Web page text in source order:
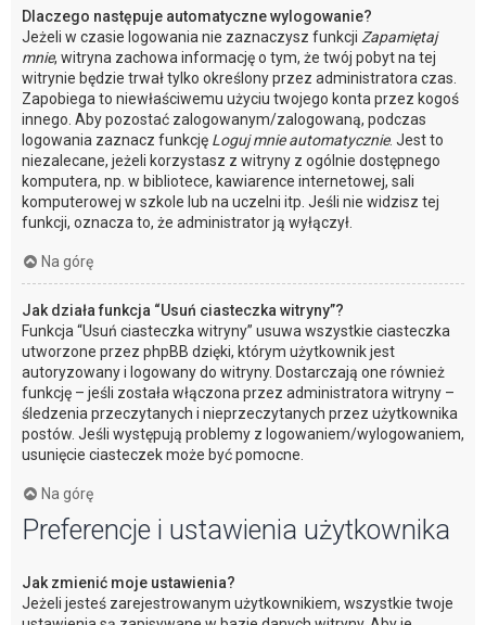
Dlaczego następuje automatyczne wylogowanie?
Jeżeli w czasie logowania nie zaznaczysz funkcji Zapamiętaj
mnie, witryna zachowa informację o tym, że twój pobyt na tej
witrynie będzie trwał tylko określony przez administratora czas.
Zapobiega to niewłaściwemu użyciu twojego konta przez kogoś
innego. Aby pozostać zalogowanym/zalogowaną, podczas
logowania zaznacz funkcję Loguj mnie automatycznie. Jest to
niezalecane, jeżeli korzystasz z witryny z ogólnie dostępnego
komputera, np. w bibliotece, kawiarence internetowej, sali
komputerowej w szkole lub na uczelni itp. Jeśli nie widzisz tej
funkcji, oznacza to, że administrator ją wyłączył.
Na górę
Jak działa funkcja “Usuń ciasteczka witryny”?
Funkcja “Usuń ciasteczka witryny” usuwa wszystkie ciasteczka
utworzone przez phpBB dzięki, którym użytkownik jest
autoryzowany i logowany do witryny. Dostarczają one również
funkcję – jeśli została włączona przez administratora witryny –
śledzenia przeczytanych i nieprzeczytanych przez użytkownika
postów. Jeśli występują problemy z logowaniem/wylogowaniem,
usunięcie ciasteczek może być pomocne.
Na górę
Preferencje i ustawienia użytkownika
Jak zmienić moje ustawienia?
Jeżeli jesteś zarejestrowanym użytkownikiem, wszystkie twoje